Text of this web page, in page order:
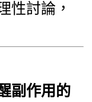
性討論，
副作用的